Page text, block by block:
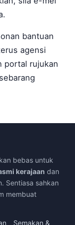
bantuan
agensi
portal rujukan
bebas untuk
kerajaan dan
Sentiasa sahkan
membuat
Semakan &